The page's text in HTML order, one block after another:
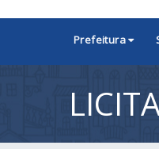
Prefeitura